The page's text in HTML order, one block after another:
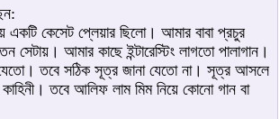
একটি কেসেট প্লেয়ার ছিলো। আমার বাবা প্রচুর
সেটায়। আমার কাছে ইন্টারেস্টিং লাগতো পালাগান।
যেতো। তবে সঠিক সূত্র জানা যেতো না। সূত্র আসলে
তবে আলিফ লাম মিম নিয়ে কোনো গান বা